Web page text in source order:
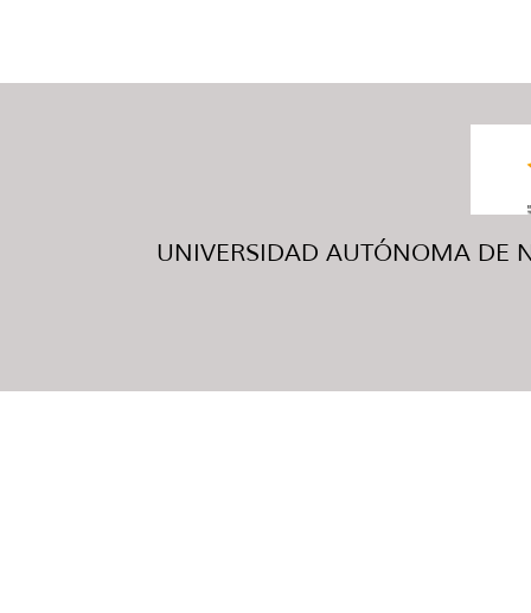
UNIVERSIDAD AUTÓNOMA DE